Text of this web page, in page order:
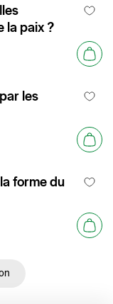
la paix ?
les
forme du